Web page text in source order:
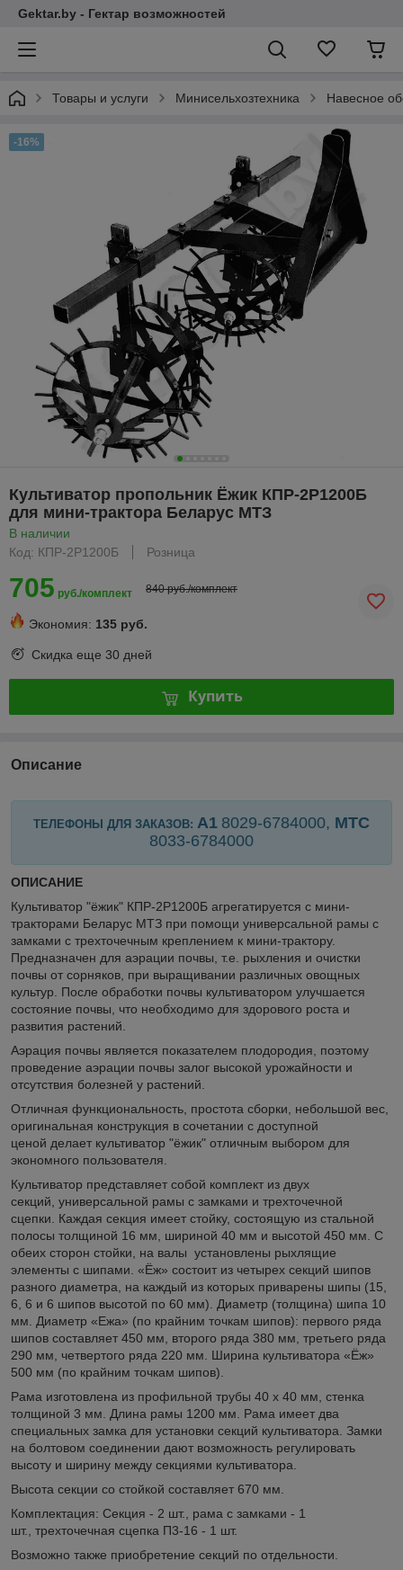
Gektar.by - Гектар возможностей
Товары и услуги Минисельхозтехника Навесное
-16%
Культиватор пропольник Ёжик КПР-2Р1200Б
для мини-трактора Беларус МТЗ
В наличии
Код: КПР-2Р1200Б
Розница
705 руб./комплект 840 руб./комплект
Экономия: 135 руб.
Скидка еще 30 дней
Купить
Описание
ТЕЛЕФОНЫ ДЛЯ ЗАКАЗОВ: А1 8029-6784000, МТС
8033-6784000
ОПИСАНИЕ
Культиватор "ёжик" КПР-2Р1200Б агрегатируется с мини-
тракторами Беларус МТЗ при помощи универсальной рамы с
замками с трехточечным креплением к мини-трактору.
Предназначен для аэрации почвы, т.е. рыхления и очистки
почвы от сорняков, при выращивании различных овощных
культур. После обработки почвы культиватором улучшается
состояние почвы, что необходимо для здорового роста и
развития растений.
Аэрация почвы является показателем плодородия, поэтому
проведение аэрации почвы залог высокой урожайности и
отсутствия болезней у растений.
Отличная функциональность, простота сборки, небольшой вес,
оригинальная конструкция в сочетании с доступной
ценой делает культиватор "ёжик" отличным выбором для
экономного пользователя.
Культиватор представляет собой комплект из двух
секций, универсальной рамы с замками и трехточечной
сцепки. Каждая секция имеет стойку, состоящую из стальной
полосы толщиной 16 мм, шириной 40 мм и высотой 450 мм. С
обеих сторон стойки, на валы установлены рыхлящие
элементы с шипами. «Ёж» состоит из четырех секций шипов
разного диаметра, на каждый из которых приварены шипы (15,
6, 6 и 6 шипов высотой по 60 мм). Диаметр (толщина) шипа 10
мм. Диаметр «Ежа» (по крайним точкам шипов): первого ряда
шипов составляет 450 мм, второго ряда 380 мм, третьего ряда
290 мм, четвертого ряда 220 мм. Ширина культиватора «Ёж»
500 мм (по крайним точкам шипов).
Рама изготовлена из профильной трубы 40 х 40 мм, стенка
толщиной 3 мм. Длина рамы 1200 мм. Рама имеет два
специальных замка для установки секций культиватора. Замки
на болтовом соединении дают возможность регулировать
высоту и ширину между секциями культиватора.
Высота секции со стойкой составляет 670 мм.
Комплектация: Секция - 2 шт., рама с замками - 1
шт., трехточечная сцепка П3-16 - 1 шт.
Возможно также приобретение секций по отдельности.